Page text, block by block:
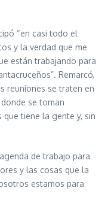
“en casi todo el
y la verdad que me
están trabajando para
Remarcó,
reuniones se traten en
se toman
que tiene la gente y, sin
de trabajo para
y las cosas que la
estamos para